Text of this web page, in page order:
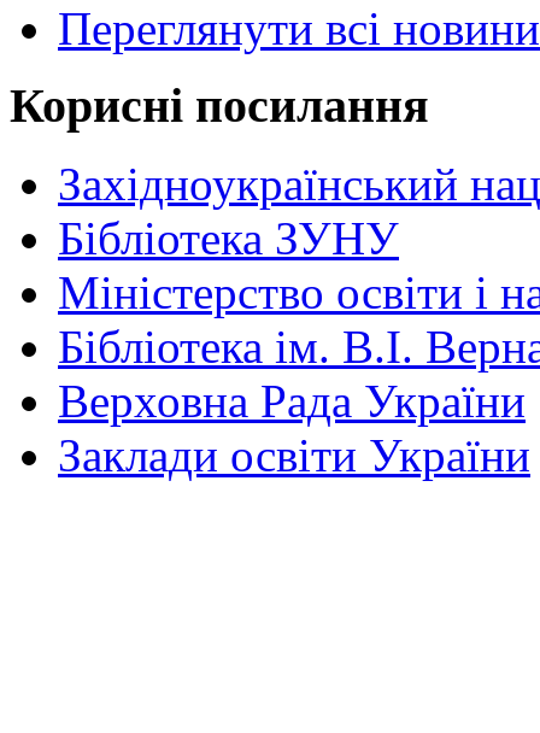
Переглянути всі новини
Корисні посилання
Західноукраїнський
Бібліотека ЗУНУ
Міністерство освіти і
Бібліотека ім. В.І.
Верховна Рада України
Заклади освіти України